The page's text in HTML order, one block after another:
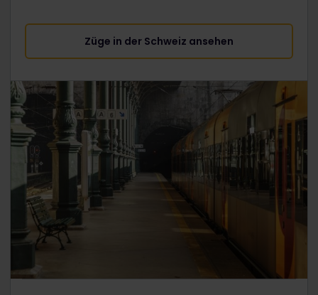
Züge in der Schweiz ansehen